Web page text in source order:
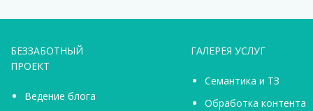
БЕЗЗАБОТНЫЙ
ПРОЕКТ
Ведение блога
ГАЛЕРЕЯ УСЛУГ
Семантика и ТЗ
Обработка контента